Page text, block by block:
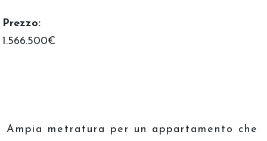
Prezzo:
1.566.500€
Ampia metratura per un appartamento che